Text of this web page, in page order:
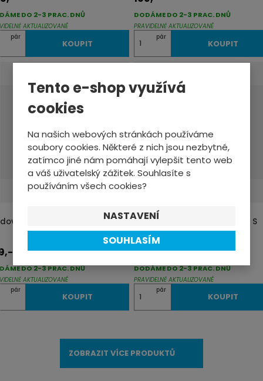
Tento e-shop využívá
cookies
Na našich webových stránkách používáme
soubory cookies. Některé z nich jsou nezbytné,
zatímco jiné nám pomáhají vylepšit tento web
a váš uživatelský zážitek. Souhlasíte s
používáním všech cookies?
NASTAVENÍ
SOUHLASÍM
pár
KOUPIT
DO 2-3 PRAC. DNŮ
AKTUALIZOVANÉ
Z
m
n
p
o
č
e
pár
KOUPIT
DODÁME DO 2-3 PRAC. DNŮ
PRAVIDELNĚ AKTUALIZOVANÉ
desticky A2Z XP-293
pár
KOUPIT
DO 2-3 PRAC. DNŮ
AKTUALIZOVANÉ
Brzdové destičky A2Z AZ-294 S
319,-
Z
m
n
i
t
pár
KOUPIT
DODÁME DO 2-3 PRAC. DNŮ
PRAVIDELNĚ AKTUALIZOVANÉ
ZOBRAZIT VÍCE PRODUKTŮ